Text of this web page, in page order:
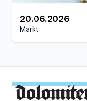
20.06.2026
Markt